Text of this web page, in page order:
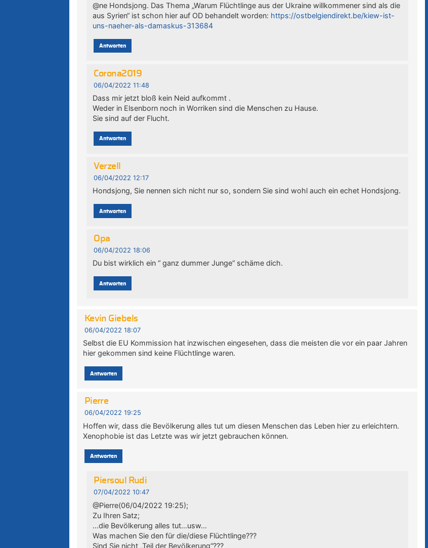
@ne Hondsjong. Das Thema „Warum Flüchtlinge aus der Ukraine willkommener sind als die
aus Syrien“ ist schon hier auf OD behandelt worden: https://ostbelgiendirekt.be/kiew-ist-
uns-naeher-als-damaskus-313684
Antworten
Corona2019
06/04/2022 11:48
Dass mir jetzt bloß kein Neid aufkommt .
Weder in Elsenborn noch in Worriken sind die Menschen zu Hause.
Sie sind auf der Flucht.
Antworten
Verzell
06/04/2022 12:17
Hondsjong, Sie nennen sich nicht nur so, sondern Sie sind wohl auch ein echet Hondsjong.
Antworten
Opa
06/04/2022 18:06
Du bist wirklich ein “ ganz dummer Junge“ schäme dich.
Antworten
Kevin Giebels
06/04/2022 18:07
Selbst die EU Kommission hat inzwischen eingesehen, dass die meisten die vor ein paar Jahren
hier gekommen sind keine Flüchtlinge waren.
Antworten
Pierre
06/04/2022 19:25
Hoffen wir, dass die Bevölkerung alles tut um diesen Menschen das Leben hier zu erleichtern.
Xenophobie ist das Letzte was wir jetzt gebrauchen können.
Antworten
Piersoul Rudi
07/04/2022 10:47
@Pierre(06/04/2022 19:25);
Zu Ihren Satz;
…die Bevölkerung alles tut…usw…
Was machen Sie den für die/diese Flüchtlinge???
Sind Sie nicht „Teil der Bevölkerung“???